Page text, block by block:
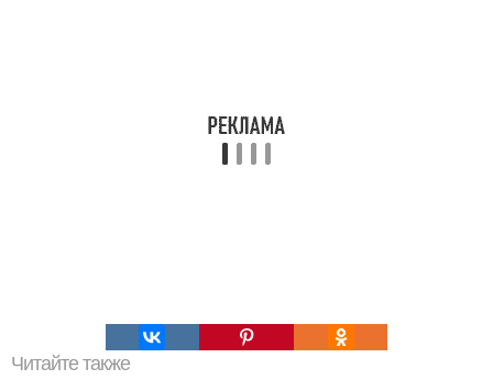
Читайте также